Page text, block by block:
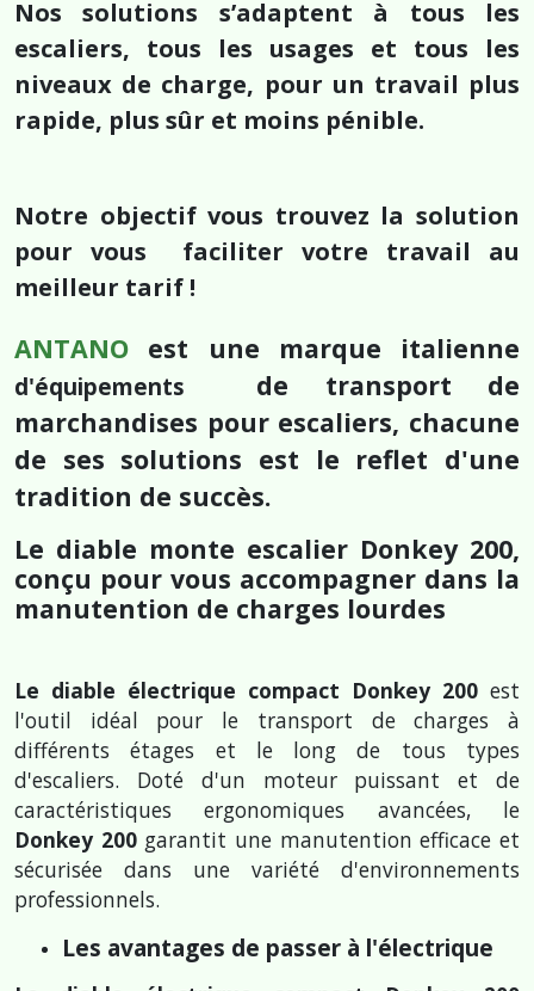
Nos solutions s’adaptent à tous les
escaliers, tous les usages et tous les
niveaux de charge, pour un travail plus
rapide, plus sûr et moins pénible.
Notre objectif vous trouvez la solution
pour vous faciliter votre travail au
meilleur tarif !
ANTANO est une marque italienne
d'équipements
de transport de
marchandises pour escaliers, chacune
de ses solutions est le reflet d'une
tradition de succès.
Le diable monte escalier Donkey 200,
conçu pour vous accompagner dans la
manutention de charges lourdes
Le diable électrique compact Donkey 200 est
l'outil idéal pour le transport de charges à
différents étages et le long de tous types
d'escaliers. Doté d'un moteur puissant et de
caractéristiques ergonomiques avancées, le
Donkey 200garantit une manutention efficace et
sécurisée dans une variété d'environnements
professionnels.
Les avantages de passer à l'électrique